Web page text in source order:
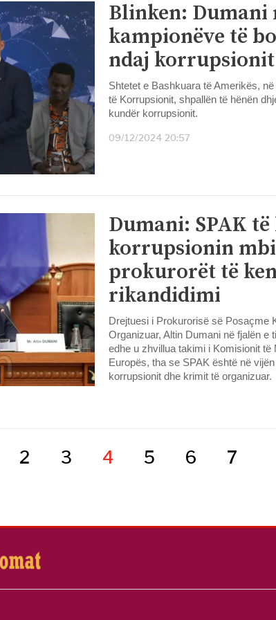
Blinken: Dumani
kampionëve të
ndaj korrupsionit
Shtetet e Bashkuara të Amerikës,
të Korrupsionit, shpallën të hënën
kundër korrupsionit.
09/12/2024 20:57
Dumani: SPAK
korrupsionin
prokurorët të
rikandidimi
Drejtuesi i Prokurorisë së Posaçme
Organizuar, Altin Dumani në fjalën e
edhe u zhvillua takimi i Komisionit të
Europës, tha se SPAK është në
korrupsionit dhe krimit të organizuar.
2 3 4 5 6 7